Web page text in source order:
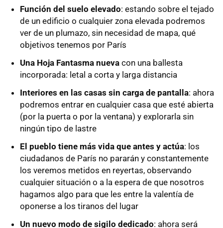
Función del suelo elevado: estando sobre el tejado
de un edificio o cualquier zona elevada podremos
ver de un plumazo, sin necesidad de mapa, qué
objetivos tenemos por París
Una Hoja Fantasma nueva con una ballesta
incorporada: letal a corta y larga distancia
Interiores en las casas sin carga de pantalla: ahora
podremos entrar en cualquier casa que esté abierta
(por la puerta o por la ventana) y explorarla sin
ningún tipo de lastre
El pueblo tiene más vida que antes y actúa: los
ciudadanos de París no pararán y constantemente
los veremos metidos en reyertas, observando
cualquier situación o a la espera de que nosotros
hagamos algo para que les entre la valentía de
oponerse a los tiranos del lugar
Un nuevo modo de sigilo dedicado: ahora será